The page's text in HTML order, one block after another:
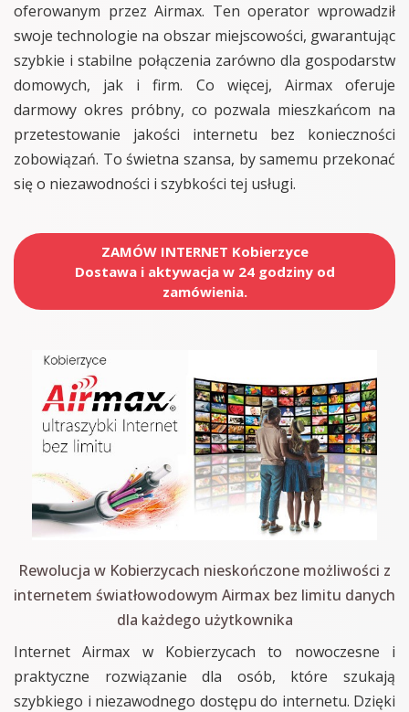
oferowanym przez Airmax. Ten operator wprowadził
swoje technologie na obszar miejscowości, gwarantując
szybkie i stabilne połączenia zarówno dla gospodarstw
domowych, jak i firm. Co więcej, Airmax oferuje
darmowy okres próbny, co pozwala mieszkańcom na
przetestowanie jakości internetu bez konieczności
zobowiązań. To świetna szansa, by samemu przekonać
się o niezawodności i szybkości tej usługi.
ZAMÓW INTERNET Kobierzyce
Dostawa i aktywacja w 24 godziny od
zamówienia.
Rewolucja w Kobierzycach nieskończone możliwości z
internetem światłowodowym Airmax bez limitu danych
dla każdego użytkownika
Internet Airmax w Kobierzycach to nowoczesne i
praktyczne rozwiązanie dla osób, które szukają
szybkiego i niezawodnego dostępu do internetu. Dzięki